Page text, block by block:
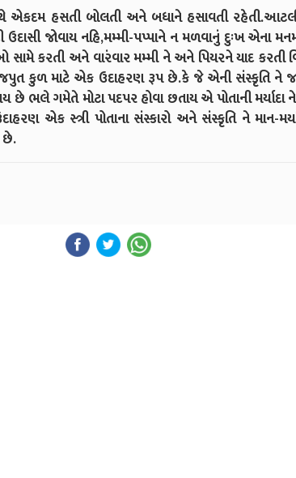
એકદમ હસતી બોલતી અને બધાને હસાવતી
જોવાય નહિ,મમ્મી-પપ્પાને ન મળવાનું દુઃખ એના
કરતી અને વારંવાર મમ્મી ને અને પિયરને યાદ કરતી
કુળ માટે એક ઉદાહરણ રૂપ છે.કે જે એની સંસ્કૃતિ ને
છે ભલે ગમેતે મોટા પદપર હોવા છતાય એ પોતાની
એક સ્ત્રી પોતાના સંસ્કારો અને સંસ્કૃતિ ને માન-
છે.